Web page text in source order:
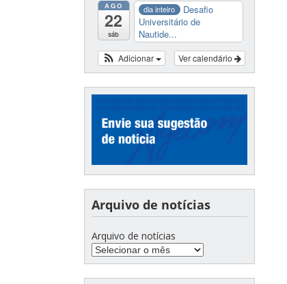
AGO
22
sáb
dia inteiro
Desafio
Universitário de
Nautide...
Ver calendário
Adicionar
Arquivo de notícias
Arquivo de notícias